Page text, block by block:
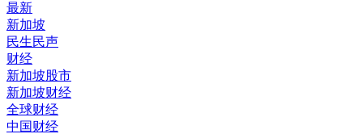
最新
新加坡
民生民声
财经
新加坡股市
新加坡财经
全球财经
中国财经